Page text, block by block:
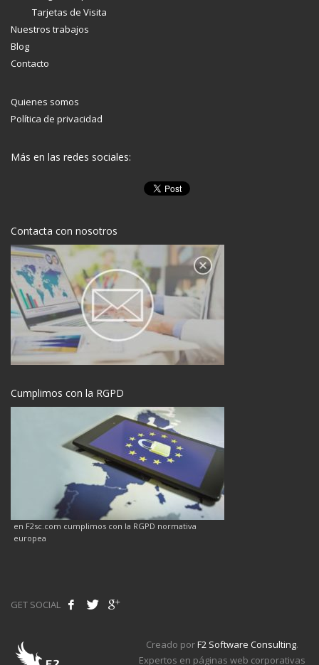
Tarjetas de Visita
Nuestros trabajos
Blog
Contacto
Quienes somos
Política de privacidad
Más en las redes sociales:
Contacta con nosotros
Cumplimos con la RGPD
en F2sc.com cumplimos con la RGPD normativa
europea
GET SOCIAL
Creado porF2 Software Consulting.
Expertos en páginas web corporativas